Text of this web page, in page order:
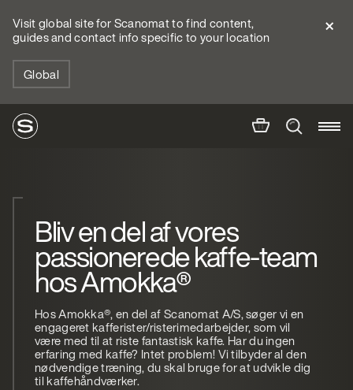
Visit global site for Scanomat to find content,
guides and contact info specific to your location
Global
Bliv en del af vores
passionerede kaffe-team
hos Amokka®
Hos Amokka®, en del af Scanomat A/S, søger vi en
engageret kafferister/risterimedarbejder, som vil
være med til at riste fantastisk kaffe. Har du ingen
erfaring med kaffe? Intet problem! Vi tilbyder al den
nødvendige træning, du skal bruge for at udvikle dig
til kaffehåndværker.